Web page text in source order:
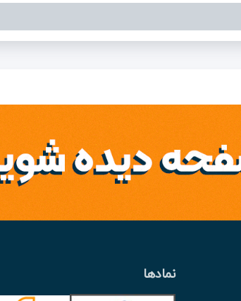
نمادها